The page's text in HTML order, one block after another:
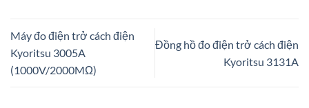
Máy đo điện trở cách điện
Kyoritsu 3005A
(1000V/2000MΩ)
Đồng hồ đo điện trở cách điện
Kyoritsu 3131A